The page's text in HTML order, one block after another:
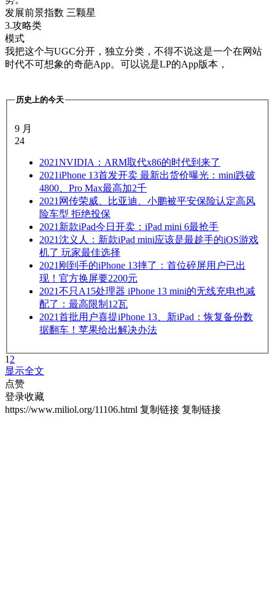
发展前景指数 三颗星
3.攻略类
模式
我把这个与UGC分开，独立分类，不得不说这是一个在网站
时代不可想象的奇葩App。可以说是LP的App版本，
历史上的今天
9 月
24
2021NVIDIA：ARM取代x86的时代到来了
2021iPhone 13首发开卖 最新出货价曝光：mini跌破
4800、Pro Max最高加2千
2021 网传荣威、比亚迪、小鹏被平安保险认定高风
险车型 拒绝投保
2021 新款iPad今日开卖：iPad mini 6最抢手
2021沈义人：新款iPad mini应该是最趁手的iOS游戏
机了 玩家最佳选择
2021 刚到手的iPhone 13摔了：首位碎屏用户已出
现！官方换屏要2200元
2021不只A15处理器 iPhone 13 mini的无线充电也减
配了：最高限制12瓦
2021首批用户喜提iPhone 13、新iPad：恢复备份数
据翻车！苹果给出解决办法
1 2
显示全文
点赞
登录收藏
https://www.miliol.org/11106.html 复制链接 复制链接